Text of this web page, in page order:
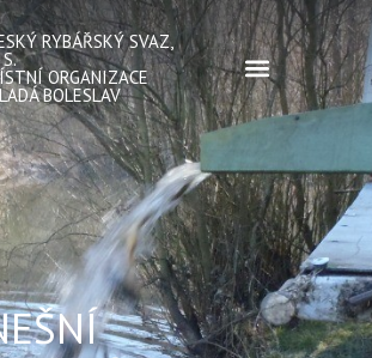
RYBÁŘSKÝ SVAZ,
ORGANIZACE
BOLESLAV